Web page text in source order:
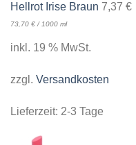
Hellrot Irise Braun 7,37 €
73,70 €/1000 ml
inkl. 19 % MwSt.
zzgl. Versandkosten
Lieferzeit: 2-3 Tage